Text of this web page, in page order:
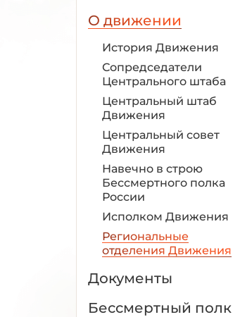
О движении
История Движения
Сопредседатели
Центрального штаба
Центральный штаб
Движения
Центральный совет
Движения
Навечно в строю
Бессмертного полка
России
Исполком Движения
Региональные
отделения Движения
Документы
Бессмертный полк